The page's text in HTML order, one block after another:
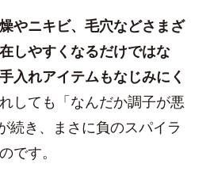
やニキビ、毛穴などさまざ
しやすくなるだけではな
入れアイテムもなじみにく
しても「なんだか調子が悪
続き、まさに負のスパイラ
です。